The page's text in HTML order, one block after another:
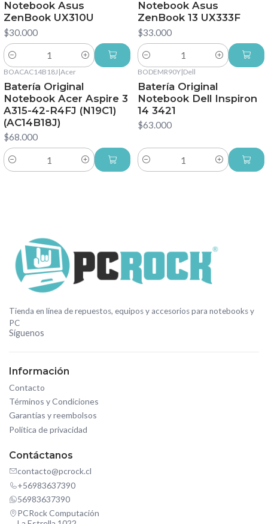
Notebook Asus
ZenBook UX310U
$30.000
Cantidad
Notebook Asus
ZenBook 13 UX333F
$33.000
Cantidad
BOACAC14B18J |Acer
Batería Original
Notebook Acer Aspire 3
A315-42-R4FJ (N19C1)
(AC14B18J)
$68.000
Cantidad
BODEMR90Y|Dell
Batería Original
Notebook Dell Inspiron
14 3421
$63.000
Cantidad
Tienda en línea de repuestos, equipos y accesorios para notebooks y
PC
Síguenos
Información
Contacto
Términos y Condiciones
Garantías y reembolsos
Política de privacidad
Contáctanos
contacto@pcrock.cl
+56983637390
56983637390
PCRock Computación